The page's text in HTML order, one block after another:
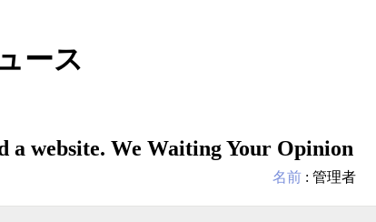
ース
a website. We Waiting Your Opinion
名前 : 管理者